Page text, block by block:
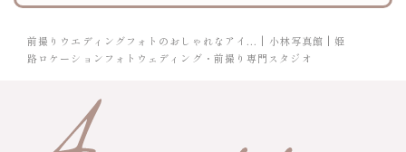
前撮りウエディングフォトのおしゃれなアイ... | 小林写真館 | 姫
路ロケーションフォトウェディング・前撮り専門スタジオ